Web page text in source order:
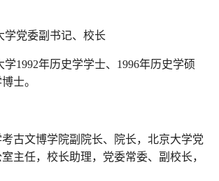
学党委副书记、校长
学1992年历史学学士、1996年历史学硕
士。
古文博学院副院长、院长，北京大学党
主任，校长助理，党委常委、副校长，